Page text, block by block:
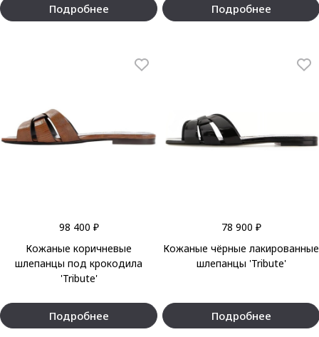
Подробнее Подробнее
98 400 ₽
Кожаные коричневые
шлепанцы под крокодила
'Tribute'
Подробнее
78 900 ₽
Кожаные чёрные лакированные
шлепанцы 'Tribute'
Подробнее